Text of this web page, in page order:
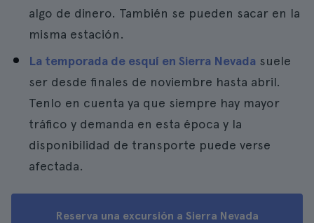
algo de dinero. También se pueden sacar en la
misma estación.
La temporada de esquí en Sierra Nevada suele
ser desde finales de noviembre hasta abril.
Tenlo en cuenta ya que siempre hay mayor
tráfico y demanda en esta época y la
disponibilidad de transporte puede verse
afectada.
Reserva una excursión a Sierra Nevada